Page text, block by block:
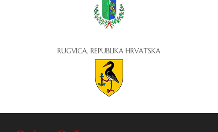
RUGVICA, REPUBLIKA HRVATSKA